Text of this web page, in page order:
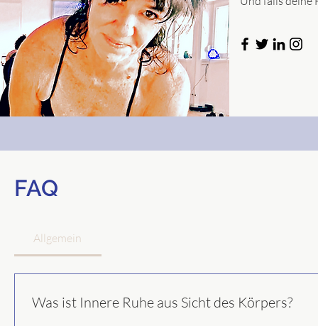
FAQ
Allgemein
Was ist Innere Ruhe aus Sicht des Körpers?